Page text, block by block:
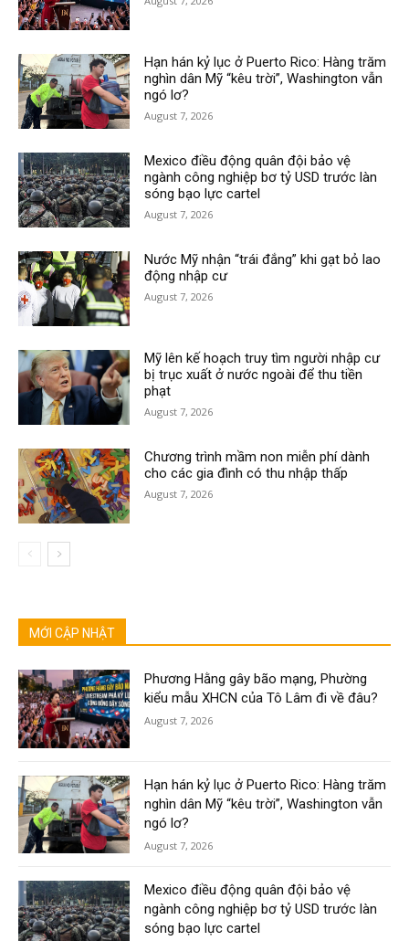
Hạn hán kỷ lục ở Puerto Rico: Hàng trăm
nghìn dân Mỹ “kêu trời”, Washington vẫn
ngó lơ?
August 7, 2026
Mexico điều động quân đội bảo vệ
ngành công nghiệp bơ tỷ USD trước làn
sóng bạo lực cartel
August 7, 2026
Nước Mỹ nhận “trái đắng” khi gạt bỏ lao
động nhập cư
August 7, 2026
Mỹ lên kế hoạch truy tìm người nhập cư
bị trục xuất ở nước ngoài để thu tiền
phạt
August 7, 2026
Chương trình mầm non miễn phí dành
cho các gia đình có thu nhập thấp
August 7, 2026
MỚI CẬP NHẬT
Phương Hằng gây bão mạng, Phường
kiểu mẫu XHCN của Tô Lâm đi về đâu?
August 7, 2026
Hạn hán kỷ lục ở Puerto Rico: Hàng trăm
nghìn dân Mỹ “kêu trời”, Washington vẫn
ngó lơ?
August 7, 2026
Mexico điều động quân đội bảo vệ
ngành công nghiệp bơ tỷ USD trước làn
sóng bạo lực cartel